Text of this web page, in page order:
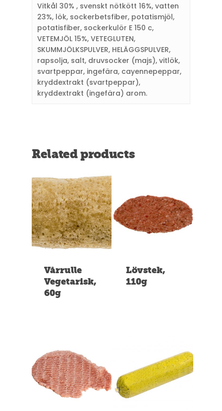
Vitkål 30% , svenskt nötkött 16%, vatten
23%, lök, sockerbetsfiber, potatismjöl,
potatisfiber, sockerkulör E 150 c,
VETEMJÖL 15%, VETEGLUTEN,
SKUMMJÖLKSPULVER, HELÄGGSPULVER,
rapsolja, salt, druvsocker (majs), vitlök,
svartpeppar, ingefära, cayennepeppar,
kryddextrakt (svartpeppar),
kryddextrakt (ingefära) arom.
Related products
Vårrulle
Vegetarisk,
60g
Lövstek,
110g